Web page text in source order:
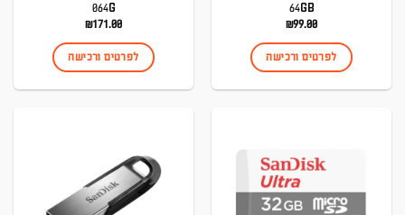
64GB
₪99.00
לפרטים ורכישה
064G
₪171.00
לפרטים ורכישה